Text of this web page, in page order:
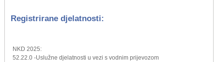
Registrirane djelatnosti:
NKD 2025:
52.22.0 -Uslužne djelatnosti u vezi s vodnim prijevozom